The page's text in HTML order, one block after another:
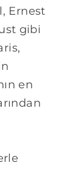
Ernest
gibi
en